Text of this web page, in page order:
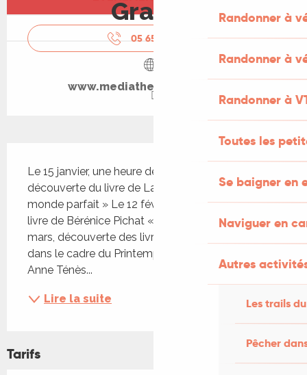
Randonner à
Randonner à
Randonner à
Toutes les
Se baigner en
Naviguer en
Autres
Les trails
Pêcher
Gratuit
05 65 32 67
www.mediatheque.souillac.fr
Le 15 janvier, une heure de partage et de
découverte du livre de Laurent Gounelle « Un
monde parfait » Le 12 février : rencontre autour du
livre de Bérénice Pichat « La petite bonne ». Le 12
mars, découverte des livres de Thomas Vinau
dans le cadre du Printemps des poètes et du prix
Anne Ténès...
Lire la suite
Tarifs